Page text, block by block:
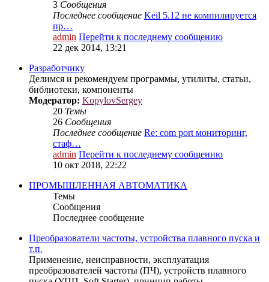
3 Сообщения
Последнее сообщение Keil 5.12 не компилируется
пр…
admin Перейти к последнему сообщению
22 дек 2014, 13:21
Разработчику
Делимся и рекомендуем программы, утилиты, статьи,
библиотеки, компоненты
Модератор: KopylovSergey
20 Темы
26 Сообщения
Последнее сообщение Re: com port мониторинг,
стаф…
admin Перейти к последнему сообщению
10 окт 2018, 22:22
ПРОМЫШЛЕННАЯ АВТОМАТИКА
Темы
Сообщения
Последнее сообщение
Преобразователи частоты, устройства плавного пуска и
т.п.
Применение, неисправности, эксплуатация
преобразователей частоты (ПЧ), устройств плавного